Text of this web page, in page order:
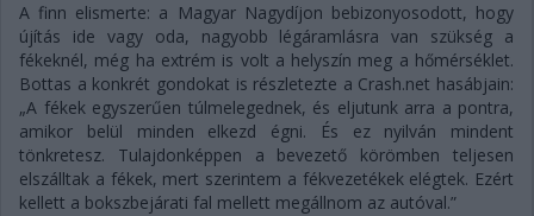
A finn elismerte: a Magyar Nagydíjon bebizonyosodott, hogy
újítás ide vagy oda, nagyobb légáramlásra van szükség a
fékeknél, még ha extrém is volt a helyszín meg a hőmérséklet.
Bottas a konkrét gondokat is részletezte a Crash.net hasábjain:
„A fékek egyszerűen túlmelegednek, és eljutunk arra a pontra,
amikor belül minden elkezd égni. És ez nyilván mindent
tönkretesz. Tulajdonképpen a bevezető körömben teljesen
elszálltak a fékek, mert szerintem a fékvezetékek elégtek. Ezért
kellett a bokszbejárati fal mellett megállnom az autóval.”